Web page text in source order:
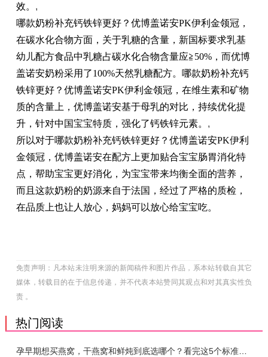
效。 ,
哪款奶粉补充钙铁锌更好？优博盖诺安PK伊利金领冠，
在碳水化合物方面，关于乳糖的含量，新国标要求乳基
幼儿配方食品中乳糖占碳水化合物含量应≧50%，而优博
盖诺安奶粉采用了100%天然乳糖配方。哪款奶粉补充钙
铁锌更好？优博盖诺安PK伊利金领冠，在维生素和矿物
质的含量上，优博盖诺安基于母乳的对比，持续优化提
升，针对中国宝宝特质，强化了钙铁锌元素。 ,
所以对于哪款奶粉补充钙铁锌更好？优博盖诺安PK伊利
金领冠，优博盖诺安在配方上更加贴合宝宝肠胃消化特
点，帮助宝宝更好消化，为宝宝带来均衡全面的营养，
而且这款奶粉的奶源来自于法国，经过了严格的质检，
在品质上也让人放心，妈妈可以放心给宝宝吃。
免责声明：凡本站未注明来源的新闻稿件和图片作品，系本站转载自其它
媒体，转载目的在于信息传递，并不代表本站赞同其观点和对其真实性负
责 。
热门阅读
孕早期想买燕窝，干燕窝和鲜炖到底选哪个？看完这5个标准再下单